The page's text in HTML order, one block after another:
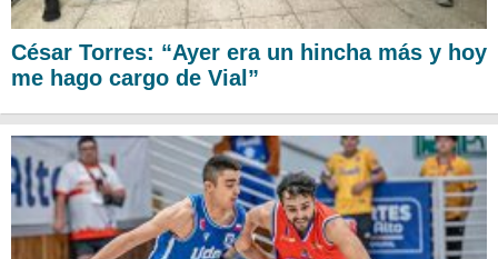
César Torres: “Ayer era un hincha más y hoy
me hago cargo de Vial”